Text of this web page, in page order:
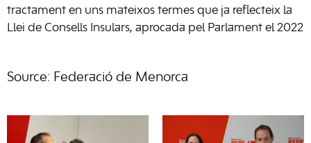
tractament en uns mateixos termes que ja reflecteix la
Llei de Consells Insulars, aprocada pel Parlament el 2022
Source: Federació de Menorca